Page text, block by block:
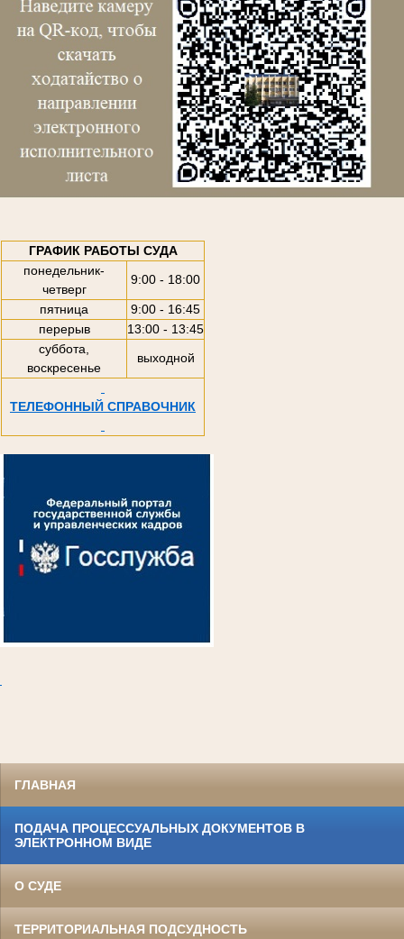
ГРАФИК РАБОТЫ СУДА
понедельник-
четверг
9:00 - 18:00
пятница
9:00 - 16:45
перерыв
13:00 - 13:45
суббота,
воскресенье
выходной
ТЕЛЕФОННЫЙ СПРАВОЧНИК
ГЛАВНАЯ
ПОДАЧА ПРОЦЕССУАЛЬНЫХ ДОКУМЕНТОВ В
ЭЛЕКТРОННОМ ВИДЕ
О СУДЕ
ТЕРРИТОРИАЛЬНАЯ ПОДСУДНОСТЬ